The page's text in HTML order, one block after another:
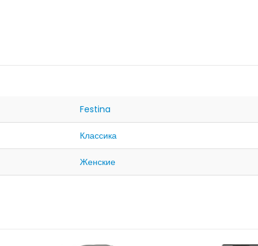
Festina
Классика
Женские